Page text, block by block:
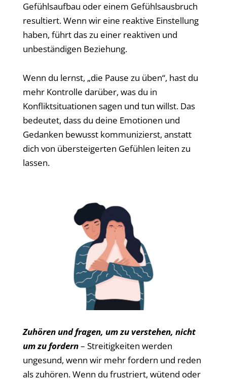
Gefühlsaufbau oder einem Gefühlsausbruch
resultiert. Wenn wir eine reaktive Einstellung
haben, führt das zu einer reaktiven und
unbeständigen Beziehung.
Wenn du lernst, „die Pause zu üben“, hast du
mehr Kontrolle darüber, was du in
Konfliktsituationen sagen und tun willst. Das
bedeutet, dass du deine Emotionen und
Gedanken bewusst kommunizierst, anstatt
dich von übersteigerten Gefühlen leiten zu
lassen.
Zuhören und fragen, um zu verstehen, nicht
um zu fordern– Streitigkeiten werden
ungesund, wenn wir mehr fordern und reden
als zuhören. Wenn du frustriert, wütend oder